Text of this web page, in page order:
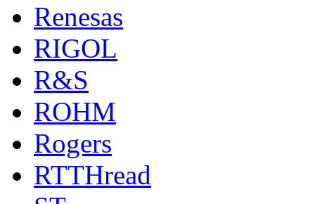
Renesas
RIGOL
R&S
ROHM
Rogers
RTTHread